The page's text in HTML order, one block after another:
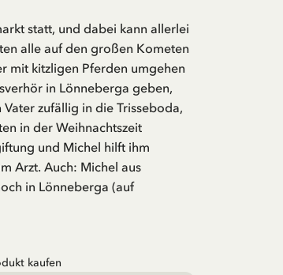
statt, und dabei kann allerlei
alle auf den großen Kometen
mit kitzligen Pferden umgehen
in Lönneberga geben,
zufällig in die Trisseboda,
in der Weihnachtszeit
und Michel hilft ihm
Arzt. Auch: Michel aus
in Lönneberga (auf
kaufen